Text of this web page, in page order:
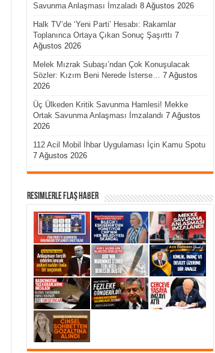
Savunma Anlaşması İmzaladı 8 Ağustos 2026
Halk TV’de ‘Yeni Parti’ Hesabı: Rakamlar
Toplanınca Ortaya Çıkan Sonuç Şaşırttı 7
Ağustos 2026
Melek Mızrak Subaşı’ndan Çok Konuşulacak
Sözler: Kızım Beni Nerede İsterse…
7 Ağustos
2026
Üç Ülkeden Kritik Savunma Hamlesi! Mekke
Ortak Savunma Anlaşması İmzalandı 7 Ağustos
2026
112 Acil Mobil İhbar Uygulaması İçin Kamu Spotu
7 Ağustos 2026
Resimlerle Flaş Haber